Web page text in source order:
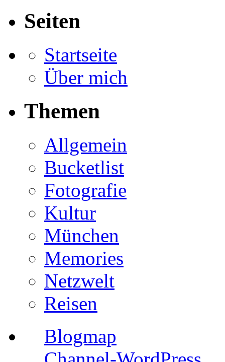
Seiten
Startseite
Über mich
Themen
Allgemein
Bucketlist
Fotografie
Kultur
München
Memories
Netzwelt
Reisen
Blogmap